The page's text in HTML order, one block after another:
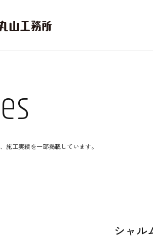
施工実績を一部掲載しています。
シャル